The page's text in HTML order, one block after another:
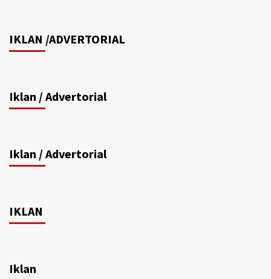
IKLAN /ADVERTORIAL
Iklan / Advertorial
Iklan / Advertorial
IKLAN
Iklan